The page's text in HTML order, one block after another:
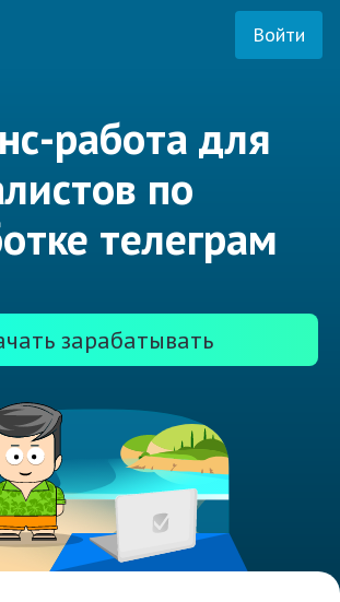
Войти
работа для
по
телеграм
зарабатывать